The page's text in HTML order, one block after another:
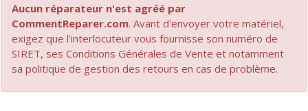
Aucun réparateur n'est agréé par
CommentReparer.com. Avant d'envoyer votre matériel,
exigez que l'interlocuteur vous fournisse son numéro de
SIRET, ses Conditions Générales de Vente et notamment
sa politique de gestion des retours en cas de problème.